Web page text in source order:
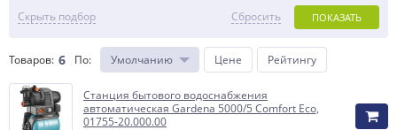
Скрыть подбор ПОКАЗАТЬ
Сбросить
Товаров: 6 По: Умолчанию Цене Рейтингу
Станция бытового водоснабжения
автоматическая Gardena 5000/5 Comfort Eco,
01755-20.000.00